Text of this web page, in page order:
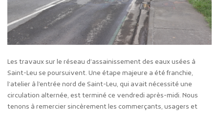
Les travaux sur le réseau d’assainissement des eaux usées à
Saint-Leu se poursuivent. Une étape majeure a été franchie,
l’atelier à l’entrée nord de Saint-Leu, qui avait nécessité une
circulation alternée, est terminé ce vendredi après-midi. Nous
tenons à remercier sincèrement les commerçants, usagers et